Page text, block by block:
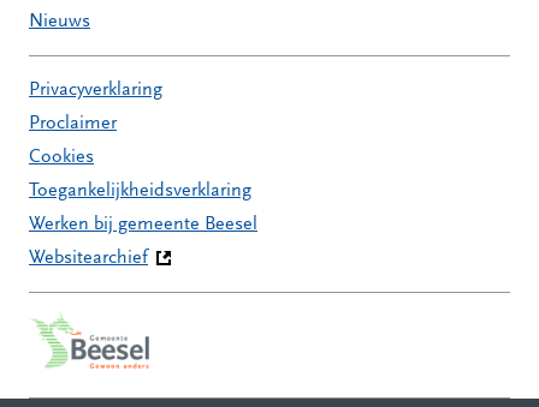
Nieuws
Privacyverklaring
Proclaimer
Cookies
Toegankelijkheidsverklaring
Werken bij gemeente Beesel
Websitearchief